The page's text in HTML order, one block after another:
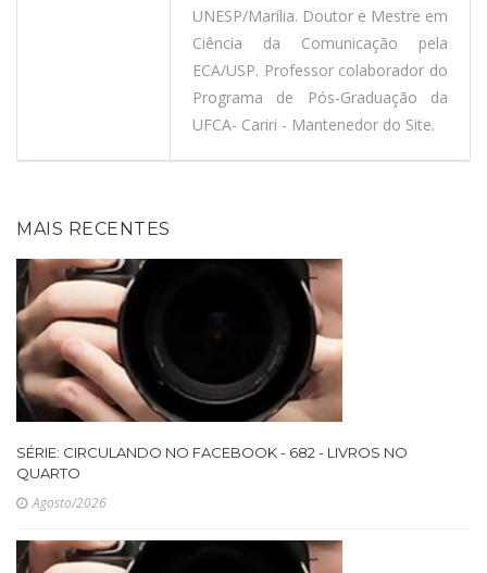
UNESP/Marília. Doutor e Mestre em
Ciência da Comunicação pela
ECA/USP. Professor colaborador do
Programa de Pós-Graduação da
UFCA- Cariri - Mantenedor do Site.
MAIS RECENTES
SÉRIE: CIRCULANDO NO FACEBOOK - 682 - LIVROS NO
QUARTO
Agosto/2026